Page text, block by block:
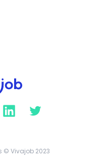
LinkedinTwitter
© Vivajob 2023